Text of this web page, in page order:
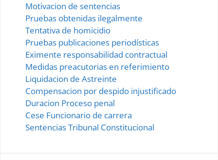
Motivacion de sentencias
Pruebas obtenidas ilegalmente
Tentativa de homicidio
Pruebas publicaciones periodísticas
Eximente responsabilidad contractual
Medidas preacutorias en referimiento
Liquidacion de Astreinte
Compensacion por despido injustificado
Duracion Proceso penal
Cese Funcionario de carrera
Sentencias Tribunal Constitucional